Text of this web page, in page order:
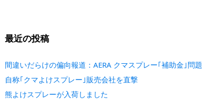
最近の投稿
間違いだらけの偏向報道：AERA クマスプレー｢補助金｣問題
自称｢クマよけスプレー｣販売会社を直撃
熊よけスプレーが入荷しました